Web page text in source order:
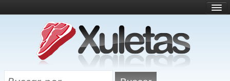
¿Qué es esto?
Directorio